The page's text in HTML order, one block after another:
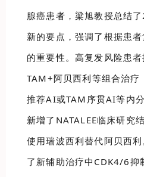
腺癌患者，梁旭教授总结
新的要点，强调了根据患
的重要性。高复发风险患
TAM+阿贝西利等组合治疗
推荐AI或TAM序贯AI等内
新增了NATALEE临床研究
使用瑞波西利替代阿贝西
了新辅助治疗中CDK4/6抑